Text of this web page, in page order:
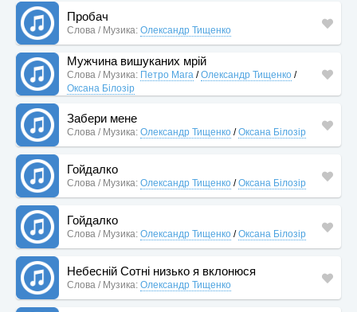
Пробач
Слова / Музика: Олександр Тищенко
Мужчина вишуканих мрій
Слова / Музика: Петро Мага /Олександр Тищенко /
Оксана Білозір
Забери мене
Слова / Музика: Олександр Тищенко /Оксана Білозір
Гойдалко
Слова / Музика: Олександр Тищенко /Оксана Білозір
Гойдалко
Слова / Музика: Олександр Тищенко /Оксана Білозір
Небесній Сотні низько я вклонюся
Слова / Музика: Олександр Тищенко